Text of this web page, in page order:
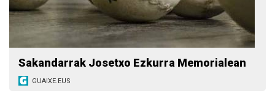
Sakandarrak Josetxo Ezkurra Memorialean
GUAIXE.EUS